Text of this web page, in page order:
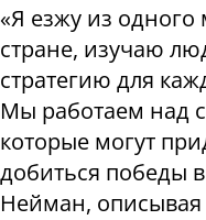
«Я езжу из одного
стране, изучаю
стратегию для
Мы работаем над
которые могут
добиться победы
Нейман, описывая